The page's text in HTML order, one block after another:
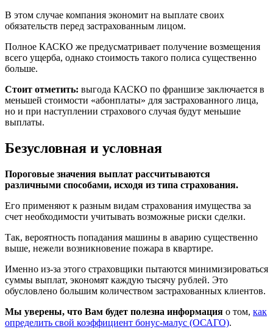
В этом случае компания экономит на выплате своих
обязательств перед застрахованным лицом.
Полное КАСКО же предусматривает получение возмещения
всего ущерба, однако стоимость такого полиса существенно
больше.
Стоит отметить: выгода КАСКО по франшизе заключается в
меньшей стоимости «абонплаты» для застрахованного лица,
но и при наступлении страхового случая будут меньшие
выплаты.
Безусловная и условная
Пороговые значения выплат рассчитываются
различными способами, исходя из типа страхования.
Его применяют к разным видам страхования имущества за
счет необходимости учитывать возможные риски сделки.
Так, вероятность попадания машины в аварию существенно
выше, нежели возникновение пожара в квартире.
Именно из-за этого страховщики пытаются минимизироваться
суммы выплат, экономят каждую тысячу рублей. Это
обусловлено большим количеством застрахованных клиентов.
Мы уверены, что Вам будет полезна информация о том, как
определить свой коэффициент бонус-малус (ОСАГО).